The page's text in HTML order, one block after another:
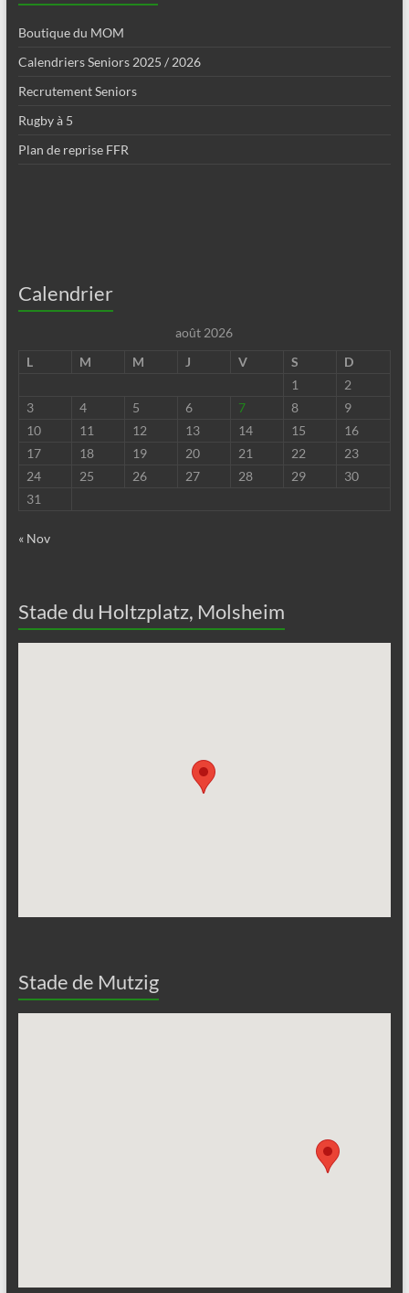
Boutique du MOM
Calendriers Seniors 2025 / 2026
Recrutement Seniors
Rugby à 5
Plan de reprise FFR
Calendrier
août 2026
L
M M J V S
D
1
2
3
4 5 6 7 8
9
10
11 12 13 14 15
16
17
18 19 20 21 22
23
24
25 26 27 28 29
30
31
« Nov
Stade du Holtzplatz, Molsheim
Stade de Mutzig